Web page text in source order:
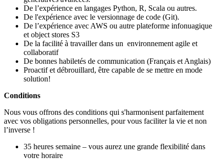
De l’expérience en langages Python, R, Scala ou autres.
De l'expérience avec le versionnage de code (Git).
De l’expérience avec AWS ou autre plateforme infonuagique
et object stores S3
De la facilité à travailler dans un environnement agile et
collaboratif
De bonnes habiletés de communication (Français et Anglais)
Proactif et débrouillard, être capable de se mettre en mode
solution!
Conditions
Nous vous offrons des conditions qui s'harmonisent parfaitement
avec vos obligations personnelles, pour vous faciliter la vie et non
l’inverse !
35 heures semaine – vous aurez une grande flexibilité dans
votre horaire